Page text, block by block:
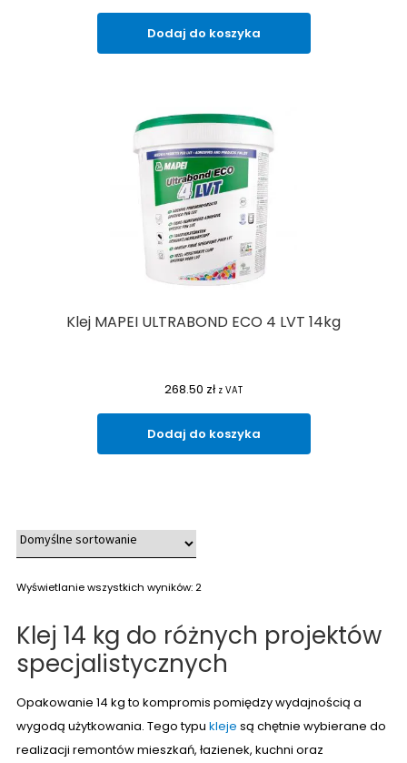
Dodaj do koszyka
Klej MAPEI ULTRABOND ECO 4 LVT 14kg
268.50 zł z VAT
Dodaj do koszyka
Wyświetlanie wszystkich wyników: 2
Klej 14 kg do różnych projektów
specjalistycznych
Opakowanie 14 kg to kompromis pomiędzy wydajnością a
wygodą użytkowania. Tego typukleje są chętnie wybierane do
realizacji remontów mieszkań, łazienek, kuchni oraz